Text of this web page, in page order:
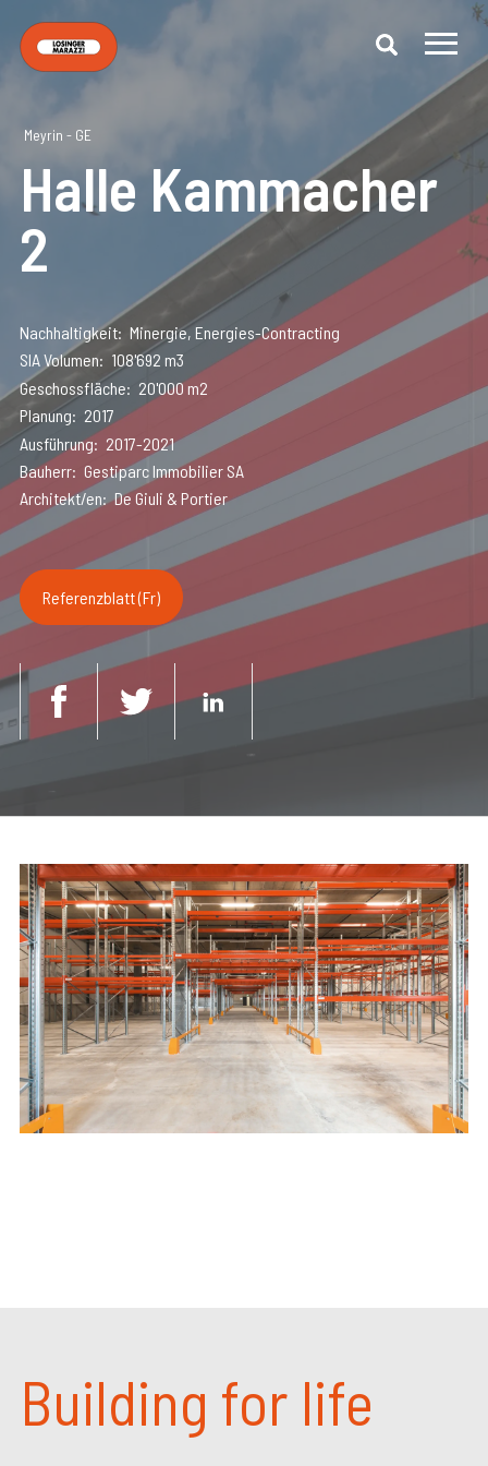
Meyrin - GE
Halle Kammacher
2
Nachhaltigkeit Minergie, Energies-Contracting
SIA Volumen
108'692 m3
Geschossfläche
20'000 m2
Planung
2017
Ausführung
2017-2021
Bauherr Gestiparc Immobilier SA
Architekt/en
De Giuli & Portier
Referenzblatt (Fr)
Building for life